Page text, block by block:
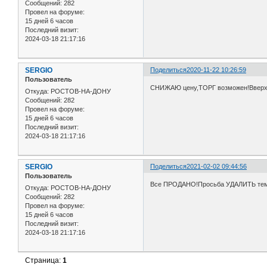
Сообщений: 282
Провел на форуме:
15 дней 6 часов
Последний визит:
2024-03-18 21:17:16
Поделиться2020-11-22 10:26:59
SERGIO
Пользователь
Откуда: РОСТОВ-НА-ДОНУ
Сообщений: 282
Провел на форуме:
15 дней 6 часов
Последний визит:
2024-03-18 21:17:16
СНИЖАЮ цену,ТОРГ
Поделиться2021-02-02 09:44:56
SERGIO
Пользователь
Откуда: РОСТОВ-НА-ДОНУ
Сообщений: 282
Провел на форуме:
15 дней 6 часов
Последний визит:
2024-03-18 21:17:16
Все ПРОДАНО!Просьба УДАЛИТЬ
Страница:1